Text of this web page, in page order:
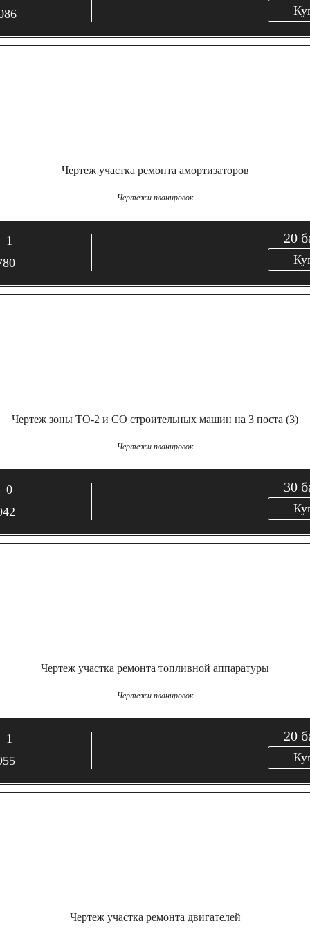
Чертеж участка ремонта амортизаторов
Чертежи планировок
1
20
Чертеж зоны ТО-2 и СО строительных машин на 3 поста (3)
Чертежи планировок
0
30
Чертеж участка ремонта топливной аппаратуры
Чертежи планировок
1
20
Чертеж участка ремонта двигателей